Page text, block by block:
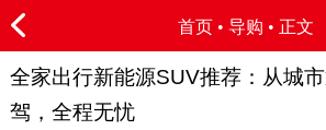
首页 • 导购 • 正文
全家出行新能源SUV推荐：从城
驾，全程无忧